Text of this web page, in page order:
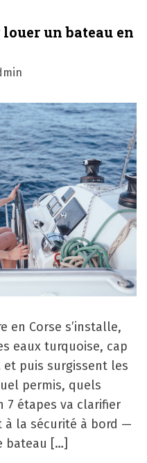
un bateau en
en Corse s’installe,
eaux turquoise, cap
puis surgissent les
permis, quels
7 étapes va clarifier
la sécurité à bord —
bateau […]